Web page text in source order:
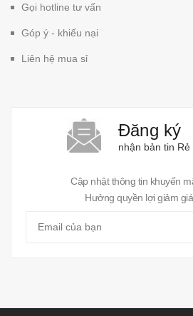
Gọi hotline tư vấn
Góp ý - khiếu nại
Liên hệ mua sỉ
Đăng ký
nhận bản tin Rẻ
Cập nhật thông tin khuyến
Hưởng quyền lợi giảm